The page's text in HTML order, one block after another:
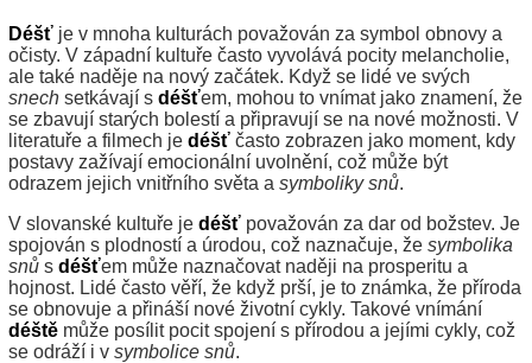
Déšť je v mnoha kulturách považován za symbol obnovy a
očisty. V západní kultuře často vyvolává pocity melancholie,
ale také naděje na nový začátek. Když se lidé ve svých
snech setkávají s déšťem, mohou to vnímat jako znamení, že
se zbavují starých bolestí a připravují se na nové možnosti. V
literatuře a filmech je déšť často zobrazen jako moment, kdy
postavy zažívají emocionální uvolnění, což může být
odrazem jejich vnitřního světa a symboliky snů.
V slovanské kultuře je déšť považován za dar od božstev. Je
spojován s plodností a úrodou, což naznačuje, že symbolika
snů s déšťem může naznačovat naději na prosperitu a
hojnost. Lidé často věří, že když prší, je to známka, že příroda
se obnovuje a přináší nové životní cykly. Takové vnímání
déště může posílit pocit spojení s přírodou a jejími cykly, což
se odráží i v symbolice snů.